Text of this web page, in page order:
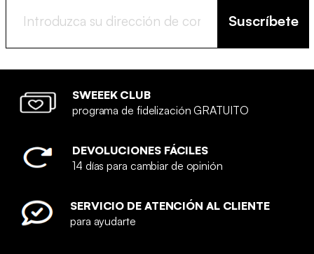
Suscríbete
SWEEEK CLUB
programa de fidelización GRATUITO
DEVOLUCIONES FÁCILES
14 días para cambiar de opinión
SERVICIO DE ATENCIÓN AL CLIENTE
para ayudarte